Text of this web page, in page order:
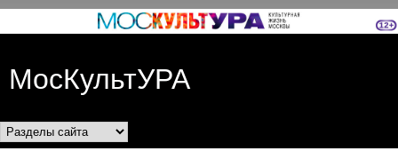
Перейти к основному
МосКультУРА
Разделы сайта